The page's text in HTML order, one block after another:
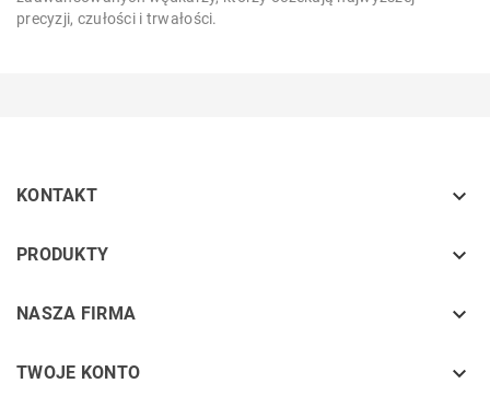
precyzji, czułości i trwałości.
KONTAKT 
PRODUKTY keyboard_arrow_down
NASZA FIRMA keyboard_arrow_down
TWOJE KONTO 